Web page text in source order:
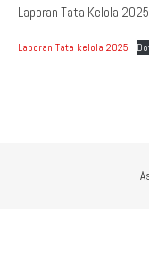
Laporan Tata Kelola 2025
Laporan Tata kelola 2025